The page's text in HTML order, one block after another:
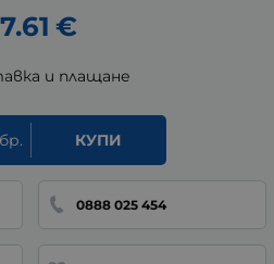
€
и плащане
бр. КУПИ
0888 025 454